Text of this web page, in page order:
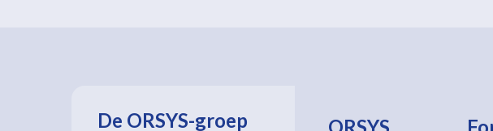
De ORSYS-groep